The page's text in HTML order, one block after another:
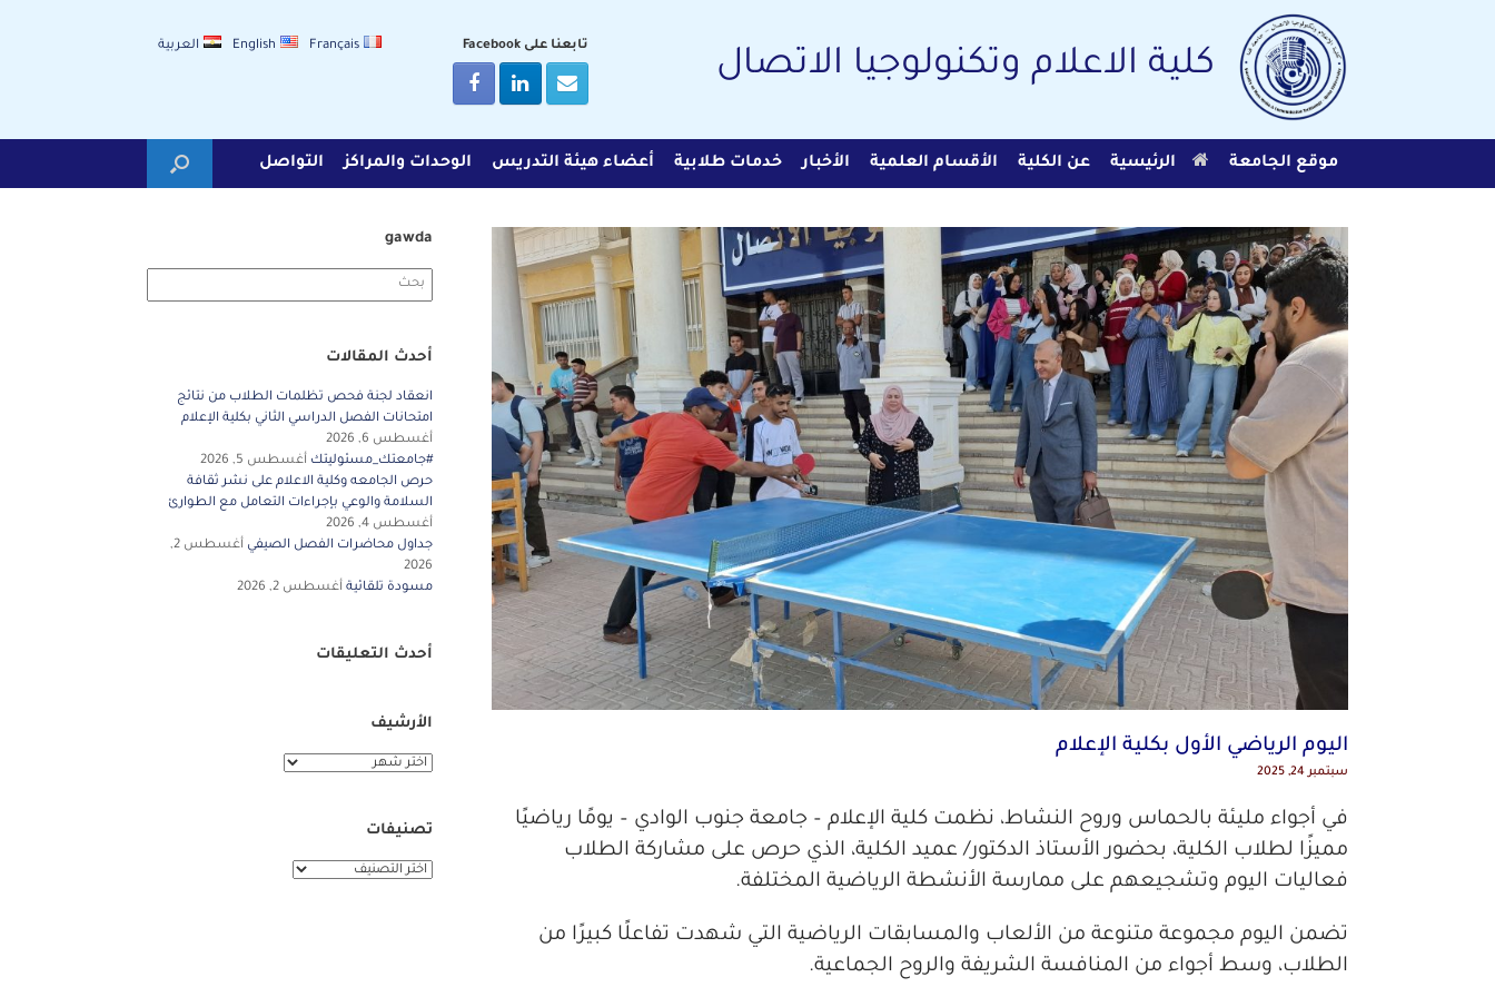
كلية الاعلام وتكنولوجيا الاتصال
تابعنا على Facebook العربية English Français
موقع الجامعة الرئيسية عن الكلية الأقسام العلمية الأخبار خدمات طلابية أعضاء هيئة التدريس الوحدات والمراكز التواصل
اليوم الرياضي الأول بكلية الإعلام
سبتمبر 24, 2025
في أجواء مليئة بالحماس وروح النشاط، نظمت كلية الإعلام – جامعة جنوب الوادي – يومًا رياضيًا
مميزًا لطلاب الكلية، بحضور الأستاذ الدكتور/ عميد الكلية، الذي حرص على مشاركة الطلاب
فعاليات اليوم وتشجيعهم على ممارسة الأنشطة الرياضية المختلفة.
تضمن اليوم مجموعة متنوعة من الألعاب والمسابقات الرياضية التي شهدت تفاعلًا كبيرًا من
الطلاب، وسط أجواء من المنافسة الشريفة والروح الجماعية.
gawda
Search
for:
أحدث المقالات
انعقاد لجنة فحص تظلمات الطلاب من نتائج
امتحانات الفصل الدراسي الثاني بكلية الإعلام
أغسطس 6, 2026
#جامعتك_مسئوليتك أغسطس 5, 2026
حرص الجامعه وكلية الاعلام على نشر ثقافة
السلامة والوعي بإجراءات التعامل مع الطوارئ
أغسطس 4, 2026
جداول محاضرات الفصل الصيفي
أغسطس 2,
2026
مسودة تلقائية أغسطس 2, 2026
أحدث التعليقات
الأرشيف
الأرشيف
تصنيفات
تصنيفات